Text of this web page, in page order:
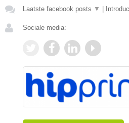
Laatste facebook posts ▼ |
Sociale media: